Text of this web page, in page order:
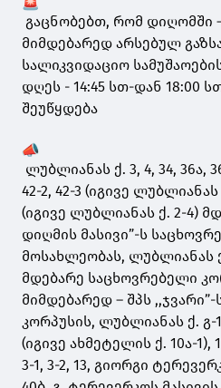
გაცნობებთ, რომ დიღომში
მიმდებარედ არსებულ
სალიკვიდაციო
დღეს - 14:45 სთ-დან 18:00
შეუწყდება
ლუბლიანას ქ. 3, 4, 34, 36ა,
42-2, 42-3 (იგივე ლუბლიანას
(იგივე ლუბლიანას ქ. 2-4)
დიღმის მასივი”-ს
მოსახლეობას, ლუბლიანას
მდებარე საცხოვრებელი
მიმდებარედ – შპს
კორპუსის, ლუბლიანას ქ. გ-
(იგივე ახმეტელის ქ. 10ა-1),
3-1, 3-2, 13, გიორგი